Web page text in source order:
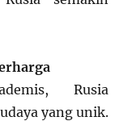
Rusia
yang unik.